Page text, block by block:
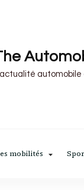
automobile
mobilités